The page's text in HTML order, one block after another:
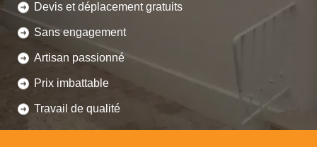
Devis et déplacement gratuits
Sans engagement
Artisan passionné
Prix imbattable
Travail de qualité